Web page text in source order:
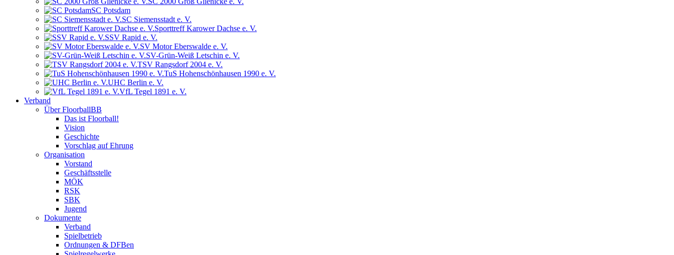
SC Potsdam
SC Siemensstadt e. V.
Sporttreff Karower Dachse e. V.
SSV Rapid e. V.
SV Motor Eberswalde e. V.
SV-Grün-Weiß Letschin e. V.
TSV Rangsdorf 2004 e. V.
TuS Hohenschönhausen 1990 e. V.
UHC Berlin e. V.
VfL Tegel 1891 e. V.
Verband
Über FloorballBB
Das ist Floorball!
Vision
Geschichte
Vorschlag auf Ehrung
Organisation
Vorstand
Geschäftsstelle
MÖK
RSK
SBK
Jugend
Dokumente
Verband
Spielbetrieb
Ordnungen & DFBen